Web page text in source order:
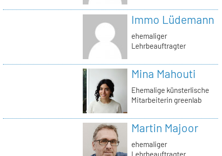
Immo Lüdemann
ehemaliger
Lehrbeauftragter
Mina Mahouti
Ehemalige künsterlische
Mitarbeiterin greenlab
Martin Majoor
ehemaliger